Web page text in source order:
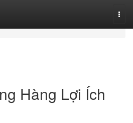
Hàng Lợi Ích